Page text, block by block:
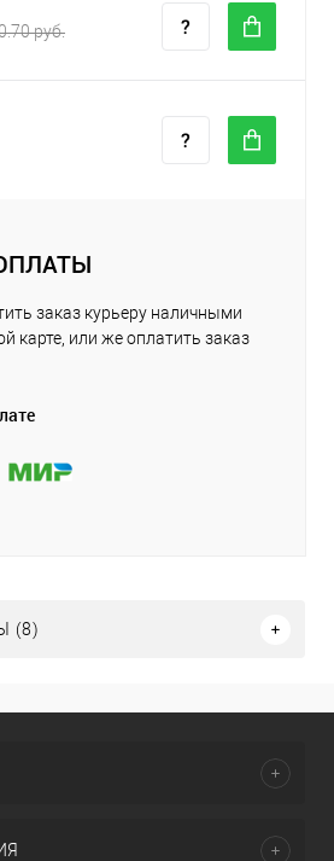
руб.
заказ курьеру наличными
карте, или же оплатить заказ
(8)